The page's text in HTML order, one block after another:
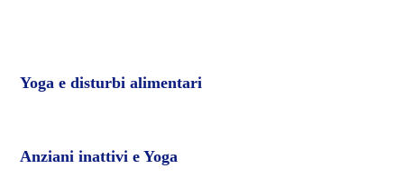
Yoga e disturbi alimentari
Anziani inattivi e Yoga